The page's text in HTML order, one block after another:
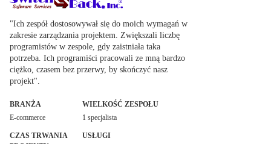
"Ich zespół dostosowywał się do moich wymagań w
zakresie zarządzania projektem. Zwiększali liczbę
programistów w zespole, gdy zaistniała taka
potrzeba. Ich programiści pracowali ze mną bardzo
ciężko, czasem bez przerwy, by skończyć nasz
projekt".
BRANŻA
E-commerce
WIELKOŚĆ ZESPOŁU
1 specjalista
CZAS TRWANIA
USŁUGI